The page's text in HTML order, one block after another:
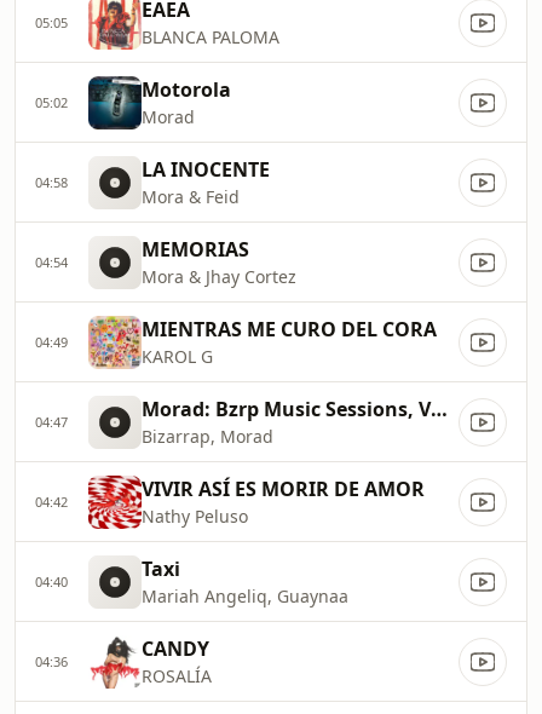
05:05 EAEA
BLANCA PALOMA
05:02 Motorola
Morad
04:58 LA INOCENTE
Mora & Feid
04:54 MEMORIAS
Mora & Jhay Cortez
04:49 MIENTRAS ME CURO DEL CORA
KAROL G
04:47 Morad: Bzrp Music Sessions, Vol. 47
Bizarrap, Morad
04:42 VIVIR ASÍ ES MORIR DE AMOR
Nathy Peluso
04:40 Taxi
Mariah Angeliq, Guaynaa
04:36 CANDY
ROSALÍA